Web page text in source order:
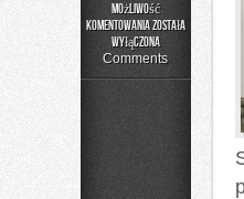
Możliwość
komentowania
Size
została
wyłączona
Comments